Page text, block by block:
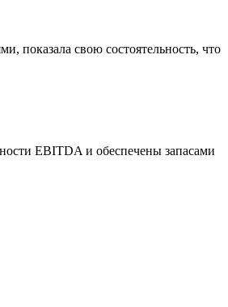
показала свою состоятельность, что
EBITDA и обеспечены запасами